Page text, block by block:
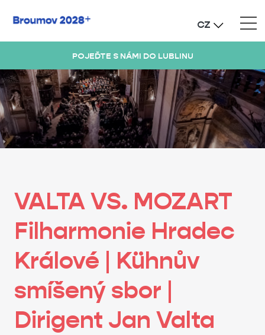
CZ
POJEĎTE S NÁMI DO LUBLINU
VALTA VS. MOZART
Filharmonie Hradec
Králové | Kühnův
smíšený sbor |
Dirigent Jan Valta